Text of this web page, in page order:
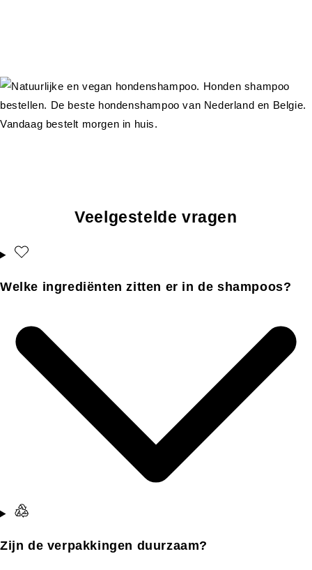
Veelgestelde vragen
Welke ingrediënten zitten er in de shampoos?
Zijn de verpakkingen duurzaam?